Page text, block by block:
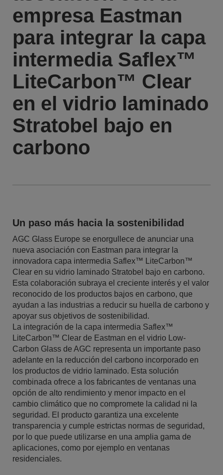
empresa Eastman
para integrar la capa
intermedia Saflex™
LiteCarbon™ Clear
en el vidrio laminado
Stratobel bajo en
carbono
Un paso más hacia la sostenibilidad
AGC Glass Europe se enorgullece de anunciar una
nueva asociación con Eastman para integrar la
innovadora capa intermedia Saflex™ LiteCarbon™
Clear en su vidrio laminado Stratobel bajo en carbono.
Esta colaboración subraya el creciente interés y el valor
reconocido de los productos bajos en carbono, que
ayudan a las industrias a reducir su huella de carbono y
apoyar sus objetivos de sostenibilidad.
La integración de la capa intermedia Saflex™
LiteCarbon™ Clear de Eastman en el vidrio Low-
Carbon Glass de AGC representa un importante paso
adelante en la reducción del carbono incorporado en
los productos de vidrio laminado. Esta solución
combinada ofrece a los fabricantes de ventanas una
opción de alto rendimiento y menor impacto en el
cambio climático que no compromete la calidad ni la
seguridad. El producto garantiza una excelente
transparencia y cumple estrictas normas de seguridad,
por lo que puede utilizarse en una amplia gama de
aplicaciones, como por ejemplo en ventanas
residenciales.